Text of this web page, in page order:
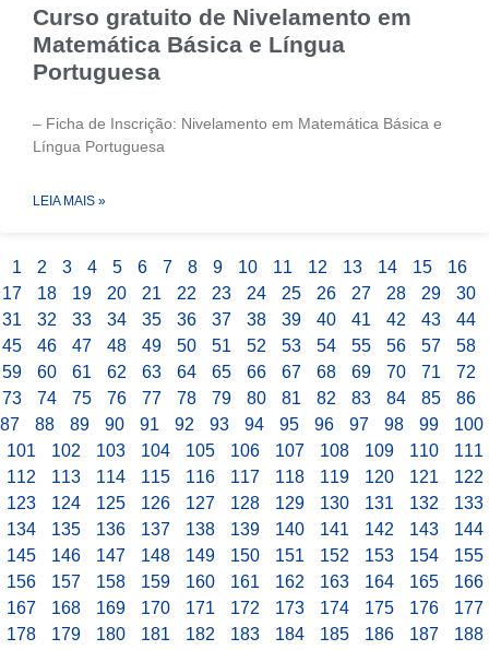
Curso gratuito de Nivelamento em
Matemática Básica e Língua
Portuguesa
– Ficha de Inscrição: Nivelamento em Matemática Básica e
Língua Portuguesa
LEIA MAIS »
1 2 3 4 5 6 7 8 9 10 11 12 13 14 15
16
17
18 19 20 21 22 23 24 25 26 27 28 29
30
31
32 33 34 35 36 37 38 39 40 41 42 43
44
45
46 47 48 49 50 51 52 53 54 55 56 57
58
59
60 61 62 63 64 65 66 67 68 69 70 71
72
73
74 75 76 77 78 79 80 81 82 83 84 85
86
87
88 89 90 91 92 93 94 95 96 97 98 99
100
101
102 103 104 105 106 107 108 109 110
111
112
113 114 115 116 117 118 119 120 121
122
123
124 125 126 127 128 129 130 131 132
133
134
135 136 137 138 139 140 141 142 143
144
145
146 147 148 149 150 151 152 153 154
155
156
157 158 159 160 161 162 163 164 165
166
167
168 169 170 171 172 173 174 175 176
177
178
179 180 181 182 183 184 185 186 187
188